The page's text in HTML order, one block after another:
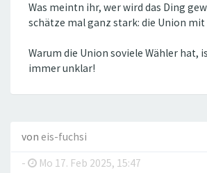
Was meintn ihr, wer wird das Ding
schätze mal ganz stark: die Union mit
Warum die Union soviele Wähler hat,
immer unklar!
von eis-fuchsi
-
Mo 17. Feb 2025, 15:47